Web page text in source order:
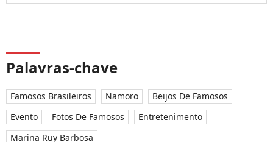
Palavras-chave
Famosos Brasileiros Namoro
Beijos De Famosos
Evento
Fotos De Famosos
Entretenimento
Marina Ruy Barbosa